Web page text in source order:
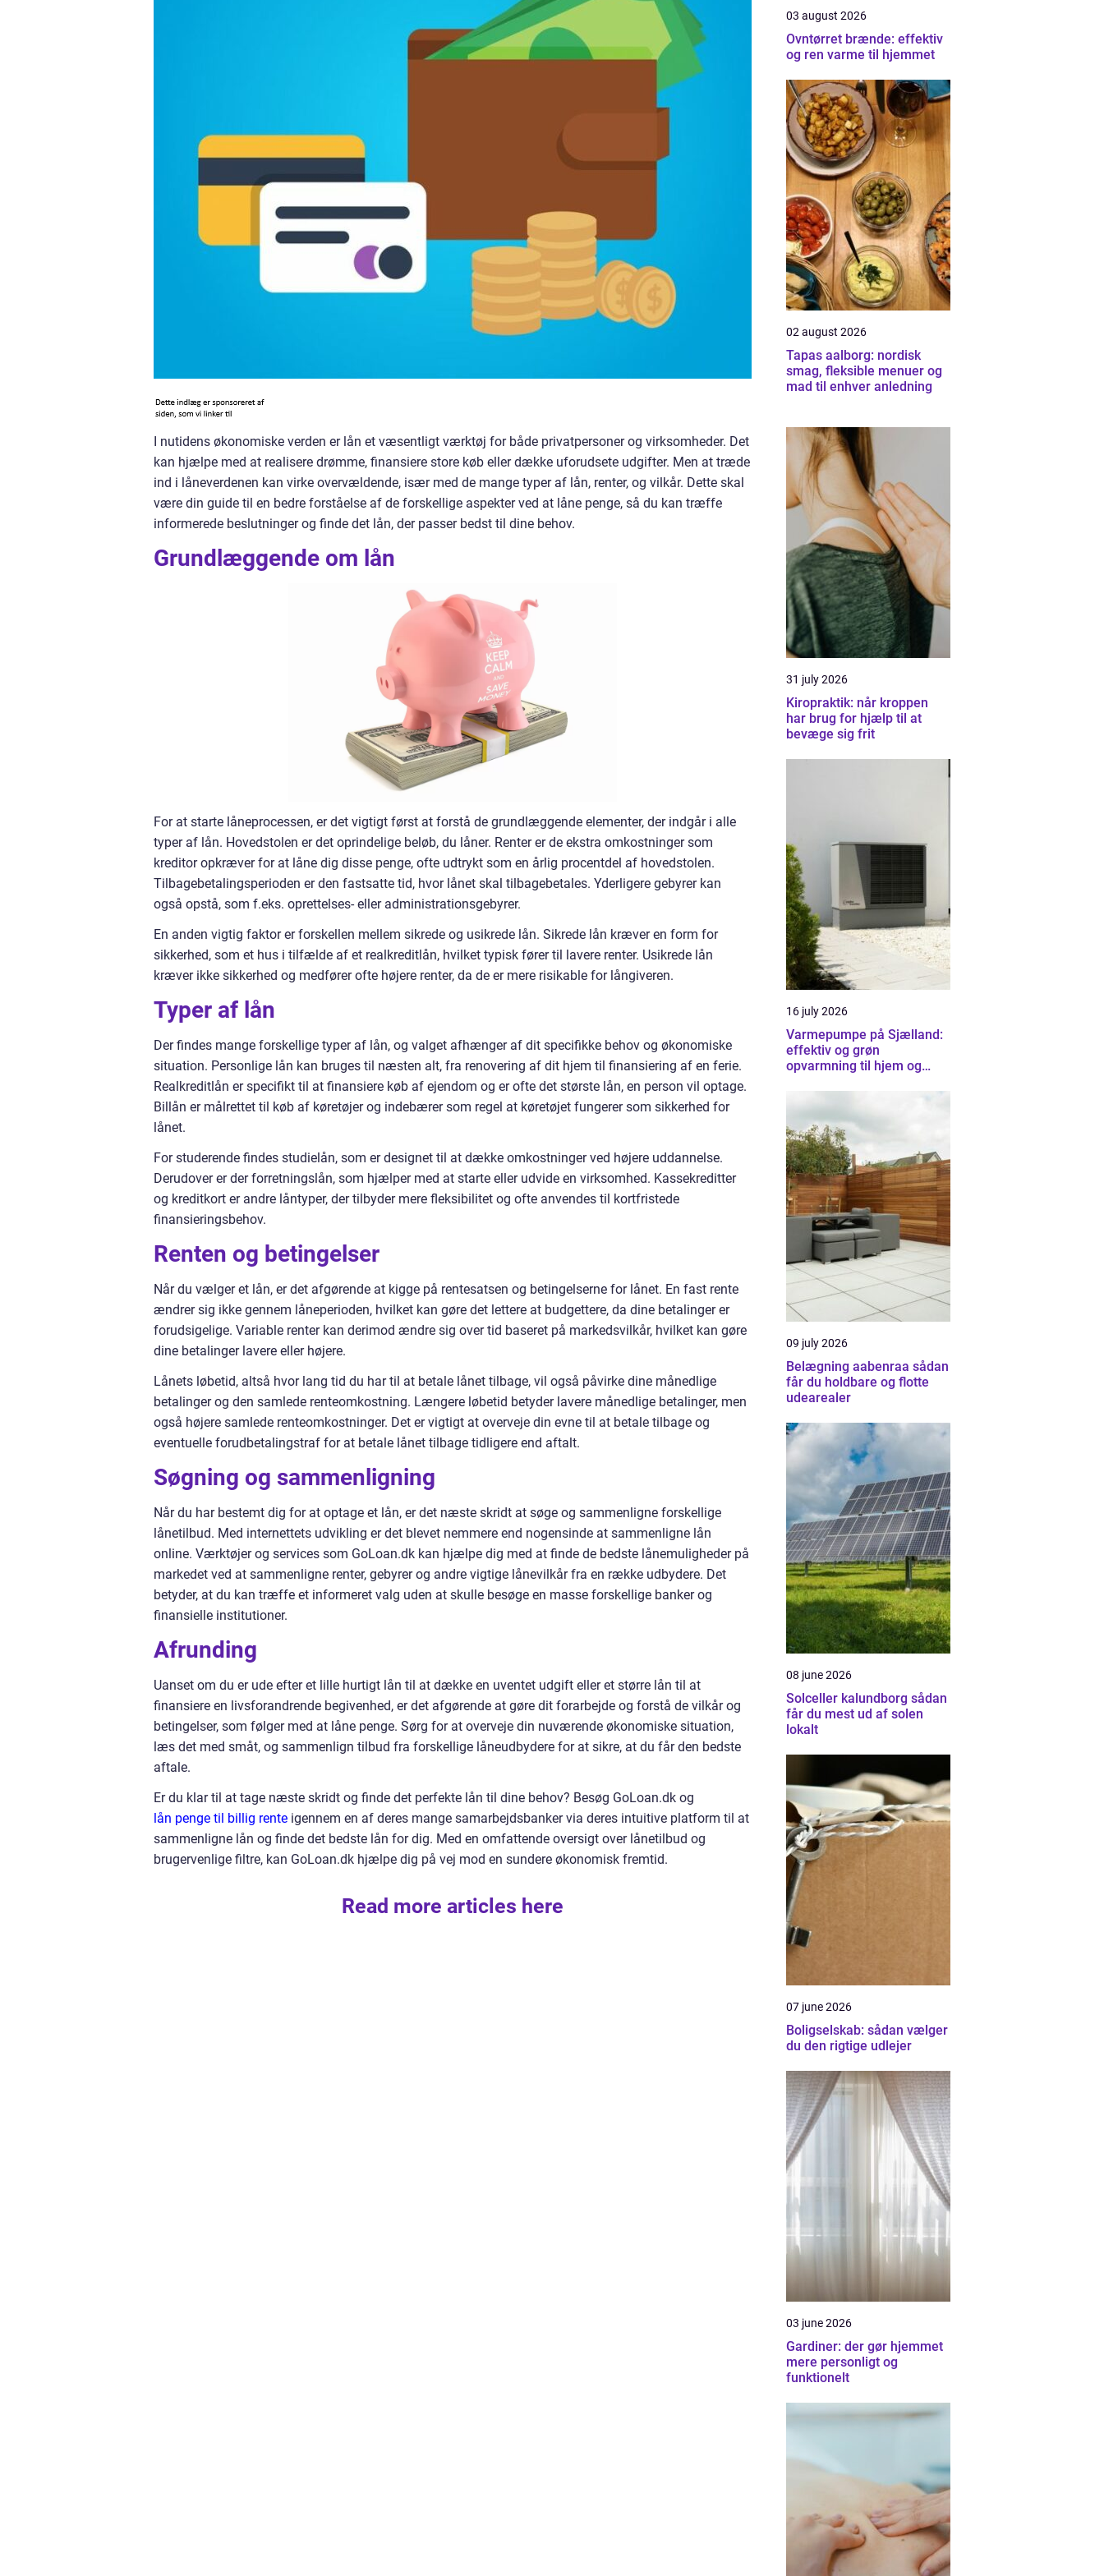
I nutidens økonomiske verden er lån et væsentligt værktøj for både privatpersoner og virksomheder. Det
kan hjælpe med at realisere drømme, finansiere store køb eller dække uforudsete udgifter. Men at træde
ind i låneverdenen kan virke overvældende, især med de mange typer af lån, renter, og vilkår. Dette skal
være din guide til en bedre forståelse af de forskellige aspekter ved at låne penge, så du kan træffe
informerede beslutninger og finde det lån, der passer bedst til dine behov.
Grundlæggende om lån
For at starte låneprocessen, er det vigtigt først at forstå de grundlæggende elementer, der indgår i alle
typer af lån. Hovedstolen er det oprindelige beløb, du låner. Renter er de ekstra omkostninger som
kreditor opkræver for at låne dig disse penge, ofte udtrykt som en årlig procentdel af hovedstolen.
Tilbagebetalingsperioden er den fastsatte tid, hvor lånet skal tilbagebetales. Yderligere gebyrer kan
også opstå, som f.eks. oprettelses- eller administrationsgebyrer.
En anden vigtig faktor er forskellen mellem sikrede og usikrede lån. Sikrede lån kræver en form for
sikkerhed, som et hus i tilfælde af et realkreditlån, hvilket typisk fører til lavere renter. Usikrede lån
kræver ikke sikkerhed og medfører ofte højere renter, da de er mere risikable for långiveren.
Typer af lån
Der findes mange forskellige typer af lån, og valget afhænger af dit specifikke behov og økonomiske
situation. Personlige lån kan bruges til næsten alt, fra renovering af dit hjem til finansiering af en ferie.
Realkreditlån er specifikt til at finansiere køb af ejendom og er ofte det største lån, en person vil optage.
Billån er målrettet til køb af køretøjer og indebærer som regel at køretøjet fungerer som sikkerhed for
lånet.
For studerende findes studielån, som er designet til at dække omkostninger ved højere uddannelse.
Derudover er der forretningslån, som hjælper med at starte eller udvide en virksomhed. Kassekreditter
og kreditkort er andre låntyper, der tilbyder mere fleksibilitet og ofte anvendes til kortfristede
finansieringsbehov.
Renten og betingelser
Når du vælger et lån, er det afgørende at kigge på rentesatsen og betingelserne for lånet. En fast rente
ændrer sig ikke gennem låneperioden, hvilket kan gøre det lettere at budgettere, da dine betalinger er
forudsigelige. Variable renter kan derimod ændre sig over tid baseret på markedsvilkår, hvilket kan gøre
dine betalinger lavere eller højere.
Lånets løbetid, altså hvor lang tid du har til at betale lånet tilbage, vil også påvirke dine månedlige
betalinger og den samlede renteomkostning. Længere løbetid betyder lavere månedlige betalinger, men
også højere samlede renteomkostninger. Det er vigtigt at overveje din evne til at betale tilbage og
eventuelle forudbetalingstraf for at betale lånet tilbage tidligere end aftalt.
Søgning og sammenligning
Når du har bestemt dig for at optage et lån, er det næste skridt at søge og sammenligne forskellige
lånetilbud. Med internettets udvikling er det blevet nemmere end nogensinde at sammenligne lån
online. Værktøjer og services som GoLoan.dk kan hjælpe dig med at finde de bedste lånemuligheder på
markedet ved at sammenligne renter, gebyrer og andre vigtige lånevilkår fra en række udbydere. Det
betyder, at du kan træffe et informeret valg uden at skulle besøge en masse forskellige banker og
finansielle institutioner.
Afrunding
Uanset om du er ude efter et lille hurtigt lån til at dække en uventet udgift eller et større lån til at
finansiere en livsforandrende begivenhed, er det afgørende at gøre dit forarbejde og forstå de vilkår og
betingelser, som følger med at låne penge. Sørg for at overveje din nuværende økonomiske situation,
læs det med småt, og sammenlign tilbud fra forskellige låneudbydere for at sikre, at du får den bedste
aftale.
Er du klar til at tage næste skridt og finde det perfekte lån til dine behov? Besøg GoLoan.dk og
lån penge til billig rente igennem en af deres mange samarbejdsbanker via deres intuitive platform til at
sammenligne lån og finde det bedste lån for dig. Med en omfattende oversigt over lånetilbud og
brugervenlige filtre, kan GoLoan.dk hjælpe dig på vej mod en sundere økonomisk fremtid.
Read more articles here
03 august 2026
Ovntørret brænde: effektiv
og ren varme til hjemmet
02 august 2026
Tapas aalborg: nordisk
smag, fleksible menuer og
mad til enhver anledning
31 july 2026
Kiropraktik: når kroppen
har brug for hjælp til at
bevæge sig frit
16 july 2026
Varmepumpe på Sjælland:
effektiv og grøn
opvarmning til hjem og
09 july 2026
Belægning aabenraa sådan
får du holdbare og flotte
udearealer
08 june 2026
Solceller kalundborg sådan
får du mest ud af solen
lokalt
07 june 2026
Boligselskab: sådan vælger
du den rigtige udlejer
03 june 2026
Gardiner: der gør hjemmet
mere personligt og
funktionelt